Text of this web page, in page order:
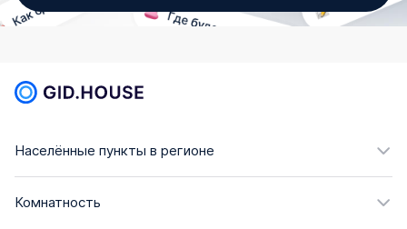
Населённые пункты в регионе
Комнатность